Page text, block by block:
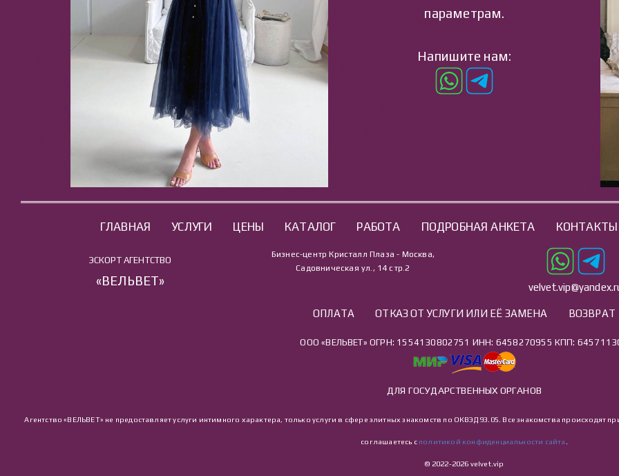
параметрам.
Напишите нам:
ГЛАВНАЯ УСЛУГИ ЦЕНЫ КАТАЛОГ РАБОТА ПОДРОБНАЯ АНКЕТА КОНТАКТЫ
ЭСКОРТ АГЕНТСТВО
«ВЕЛЬВЕТ»
Бизнес-центр Кристалл Плаза - Москва,
Садовническая ул., 14 стр.2
ОПЛАТА ОТКАЗ ОТ УСЛУГИ ИЛИ ЕЁ ЗАМЕНА ВОЗВРАТ
ООО «ВЕЛЬВЕТ» ОГРН: 1554130802751 ИНН: 6458270955 КПП:
ДЛЯ ГОСУДАРСТВЕННЫХ ОРГАНОВ
Агентство «ВЕЛЬВЕТ» не предоставляет услуги интимного характера, только услуги в сфере элитных знакомств по ОКВЭД 93.05. Все знакомства
соглашаетесь с политикой конфиденциальности сайта
© 2022-2026 velvet.vip